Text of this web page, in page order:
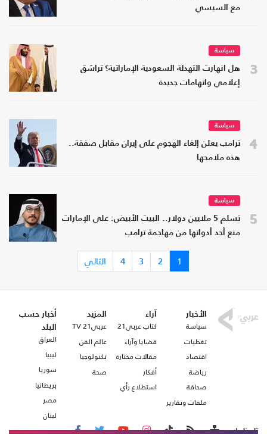
مع السيسي
3
سياسة
هل انهارت التهدئة السعودية الإماراتية؟ تراشق
إعلامي واتهامات جديدة
4
سياسة
ترامب يعلن إلغاء الهجوم على إيران مقابل صفقة..
هذه ملامحها
5
سياسة
تسلم 5 ملايين دولار.. البيت الأبيض: على الإمارات
منع أحد أدواتها من مهاجمة ترامب
1
2
3
4 التالي
الأخبار
سياسة
تغطيات
اقتصاد
رياضة
صحافة
ملفات وتقارير
آراء
كتاب عربي21
قضايا وآراء
مقالات مختارة
أفكار
استطلاع رأي
المزيد
عربي21 TV
عالم الفن
تكنولوجيا
صحة
أخبار حسب
البلد
العراق
ليبيا
سوريا
بريطانيا
مصر
لبنان
تابعنا على